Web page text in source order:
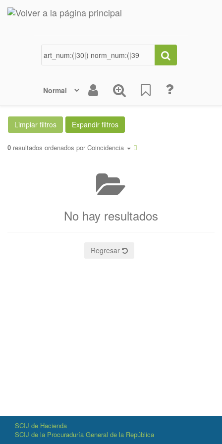
0 resultados ordenados por Coincidencia
No hay resultados
Regresar
SCIJ de Hacienda
SCIJ de la Procuraduría General de la República